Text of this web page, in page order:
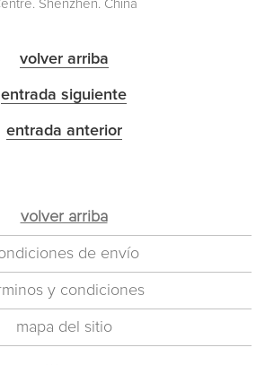
Shenzhen. China
volver arriba
entrada siguiente
entrada anterior
volver arriba
de envío
y condiciones
mapa del sitio